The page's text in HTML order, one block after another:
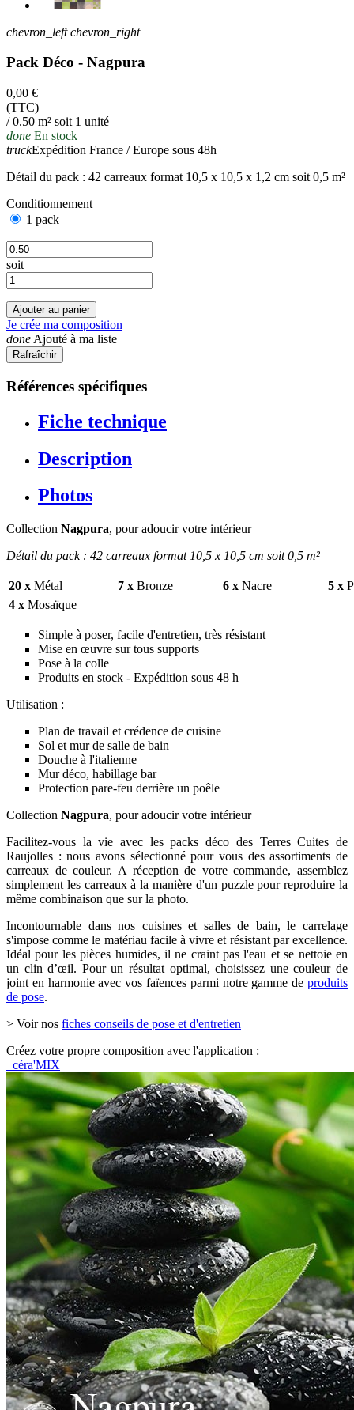
chevron_left chevron_right
Pack Déco - Nagpura
0,00 €
(TTC)
/ 0.50 m² soit 1 unité
done En stock
truckExpédition France / Europe sous 48h
Détail du pack : 42 carreaux format 10,5 x 10,5 x 1,2 cm soit 0,5 m²
Conditionnement
1 pack
soit
Ajouter au panier
Je crée ma composition
done Ajouté à ma liste
Références spécifiques
Fiche technique
Description
Photos
Collection Nagpura, pour adoucir votre intérieur
Détail du pack : 42 carreaux format 10,5 x 10,5 cm soit 0,5 m²
20 x Métal 7 x Bronze 6 x Nacre 5 x
4 x Mosaïque
Simple à poser, facile d'entretien, très résistant
Mise en œuvre sur tous supports
Pose à la colle
Produits en stock - Expédition sous 48 h
Utilisation :
Plan de travail et crédence de cuisine
Sol et mur de salle de bain
Douche à l'italienne
Mur déco, habillage bar
Protection pare-feu derrière un poêle
Collection Nagpura, pour adoucir votre intérieur
Facilitez-vous la vie avec les packs déco des Terres Cuites de
Raujolles : nous avons sélectionné pour vous des assortiments de
carreaux de couleur. A réception de votre commande, assemblez
simplement les carreaux à la manière d'un puzzle pour reproduire la
même combinaison que sur la photo.
Incontournable dans nos cuisines et salles de bain, le carrelage
s'impose comme le matériau facile à vivre et résistant par excellence.
Idéal pour les pièces humides, il ne craint pas l'eau et se nettoie en
un clin d’œil. Pour un résultat optimal, choisissez une couleur de
joint en harmonie avec vos faïences parmi notre gamme de produits
de pose.
> Voir nos fiches conseils de pose et d'entretien
Créez votre propre composition avec l'application :
céra'MIX